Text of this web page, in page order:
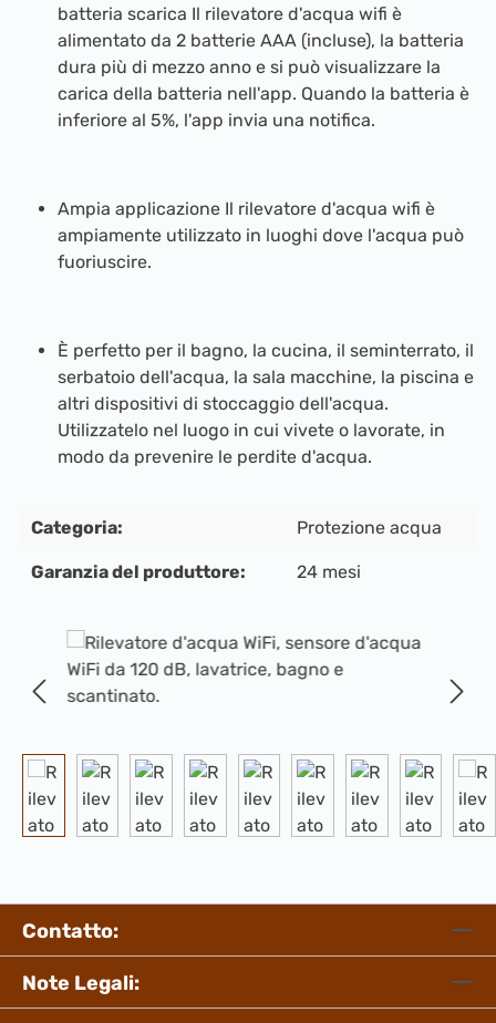
Salta la galleria di immagini
batteria scarica Il rilevatore d'acqua wifi è
alimentato da 2 batterie AAA (incluse), la batteria
dura più di mezzo anno e si può visualizzare la
carica della batteria nell'app. Quando la batteria è
inferiore al 5%, l'app invia una notifica.
Ampia applicazione Il rilevatore d'acqua wifi è
ampiamente utilizzato in luoghi dove l'acqua può
fuoriuscire.
È perfetto per il bagno, la cucina, il seminterrato, il
serbatoio dell'acqua, la sala macchine, la piscina e
altri dispositivi di stoccaggio dell'acqua.
Utilizzatelo nel luogo in cui vivete o lavorate, in
modo da prevenire le perdite d'acqua.
Categoria: Protezione acqua
Garanzia del produttore: 24 mesi
Contatto:
Note Legali: